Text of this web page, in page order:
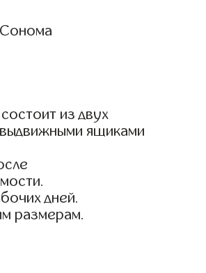
из двух
ящиками
дней.
размерам.